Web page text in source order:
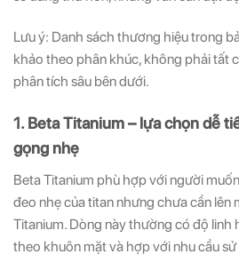
Lưu ý: Danh sách thương hiệu trong
khảo theo phân khúc, không phải tất
phân tích sâu bên dưới.
1. Beta Titanium – lựa chọn dễ
gọng nhẹ
Beta Titanium phù hợp với người
đeo nhẹ của titan nhưng chưa cần lên
Titanium. Dòng này thường có độ linh
theo khuôn mặt và hợp với nhu cầu